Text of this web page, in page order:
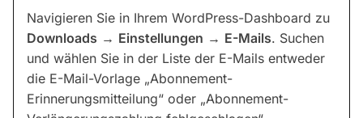
Navigieren Sie in Ihrem WordPress-Dashboard zu
Downloads → Einstellungen → E-Mails. Suchen
und wählen Sie in der Liste der E-Mails entweder
die E-Mail-Vorlage „Abonnement-
Erinnerungsmitteilung“ oder „Abonnement-